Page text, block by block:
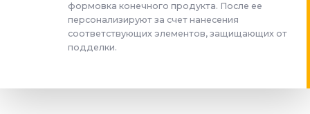
формовка конечного продукта. После ее
персонализируют за счет нанесения
соответствующих элементов, защищающих от
подделки.